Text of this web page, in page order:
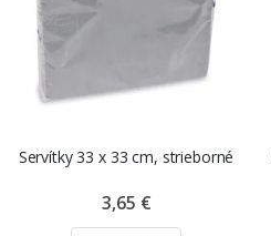
Servítky 33 x 33 cm, strieborné
3,65 €